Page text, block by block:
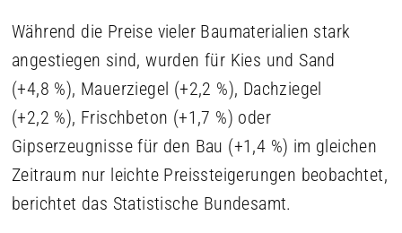
Während die Preise vieler Baumaterialien stark
angestiegen sind, wurden für Kies und Sand
(+4,8 %), Mauerziegel (+2,2 %), Dachziegel
(+2,2 %), Frischbeton (+1,7 %) oder
Gipserzeugnisse für den Bau (+1,4 %) im gleichen
Zeitraum nur leichte Preissteigerungen beobachtet,
berichtet das Statistische Bundesamt.